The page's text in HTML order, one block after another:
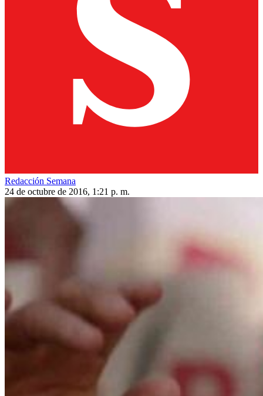
Redacción Semana
24 de octubre de 2016, 1:21 p. m.